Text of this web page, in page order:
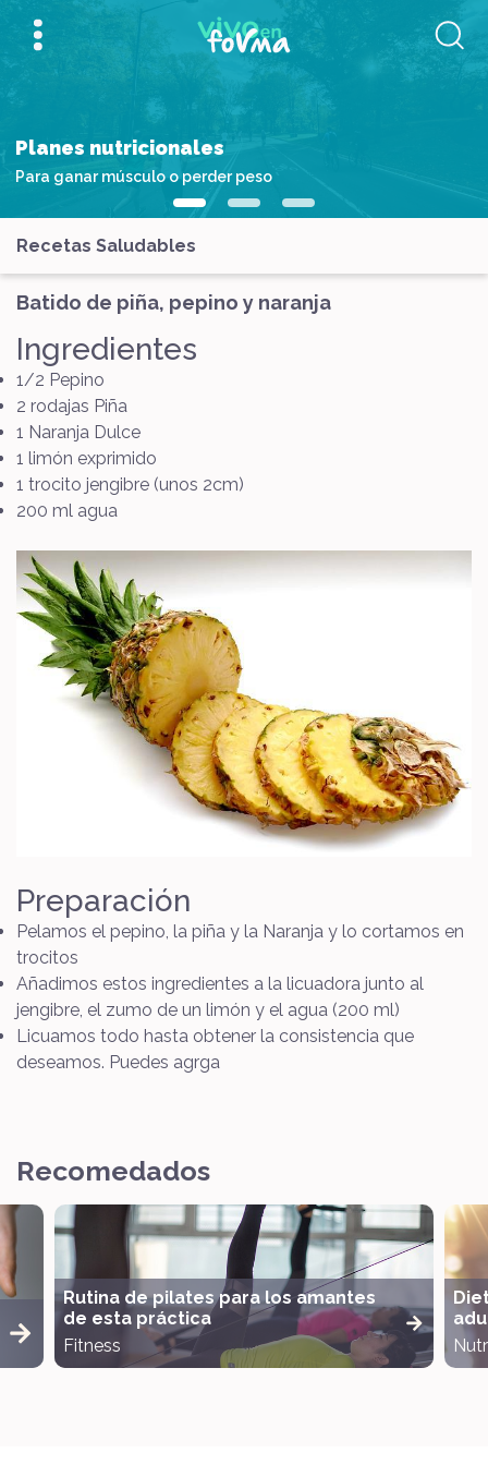
Planes nutricionales
Para ganar músculo o perder peso
Recetas Saludables
Batido de piña, pepino y naranja
Ingredientes
1/2 Pepino
2 rodajas Piña
1 Naranja Dulce
1 limón exprimido
1 trocito jengibre (unos 2cm)
200 ml agua
Preparación
Pelamos el pepino, la piña y la Naranja y lo cortamos en
trocitos
Añadimos estos ingredientes a la licuadora junto al
jengibre, el zumo de un limón y el agua (200 ml)
Licuamos todo hasta obtener la consistencia que
deseamos. Puedes agrga
Recomedados
Rutina de pilates para los amantes
de esta práctica
Fitness